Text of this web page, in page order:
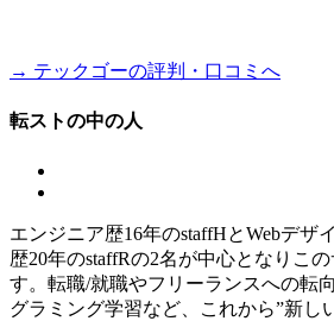
→ テックゴーの評判・口コミへ
転ストの中の人
エンジニア歴16年のstaffHとWebデザ
歴20年のstaffRの2名が中心となりこ
す。転職/就職やフリーランスへの転
グラミング学習など、これから”新し